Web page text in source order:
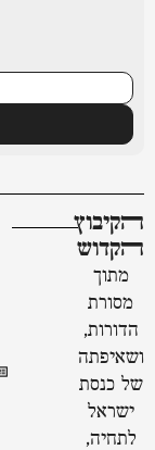
ﬣקיבוץ
ﬣקדוש
מתוך
מסורת
הדורות,
ושאיפתה
של כנסת
ישראל
לתחיה,